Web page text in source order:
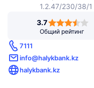
1.2.47/230/38/1
3.7
Общий рейтинг
7111
info@halykbank.kz
halykbank.kz